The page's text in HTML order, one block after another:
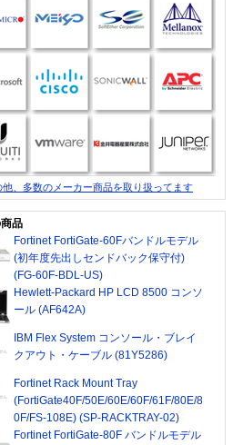
他、多数のメーカー商品を取り扱ってます
品
Fortinet FortiGate-60Fバンドルモデル
(初年度先出しセンドバック保守付)
(FG-60F-BDL-US)
Hewlett-Packard HP LCD 8500 コンソ
ール (AF642A)
IBM Flex System コンソール・ブレイ
クアウト・ケーブル (81Y5286)
Fortinet Rack Mount Tray
(FortiGate40F/50E/60E/60F/61F/80E/8
0F/FS-108E) (SP-RACKTRAY-02)
Fortinet FortiGate-80F バンドルモデル